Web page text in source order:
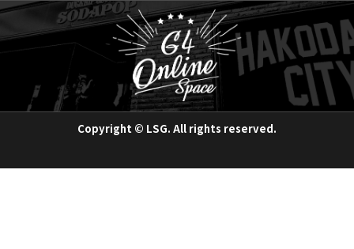
Copyright © LSG. All rights reserved.